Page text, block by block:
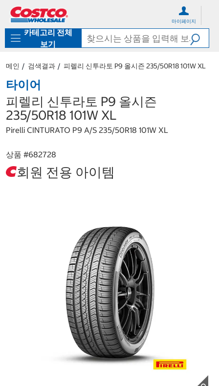
로
기
가
마이페이지
카테고리 전체
보기
메인 검색결과 피렐리 신투라토 P9 올시즌 235/50R18 101W XL
타이어
피렐리 신투라토 P9 올시즌
235/50R18 101W XL
Pirelli CINTURATO P9 A/S 235/50R18 101W XL
상품 #682728
회원 전용 아이템